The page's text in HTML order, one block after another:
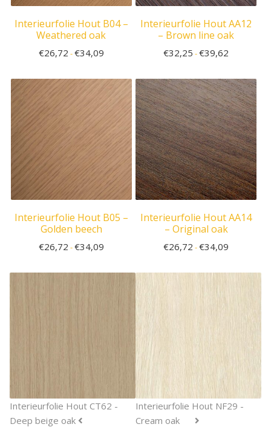
Interieurfolie Hout B04 –
Weathered oak
€26,72 -€34,09
Interieurfolie Hout AA12
– Brown line oak
€32,25 -€39,62
Interieurfolie Hout B05 –
Golden beech
€26,72 -€34,09
Interieurfolie Hout AA14
– Original oak
€26,72 -€34,09
Interieurfolie Hout CT62 -
Deep beige oak
Interieurfolie Hout NF29 -
Cream oak